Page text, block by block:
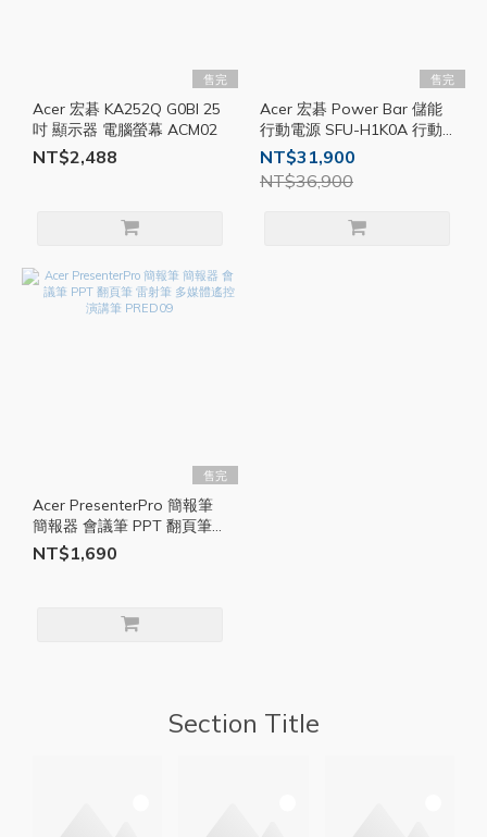
售完
Acer 宏碁 KA252Q G0BI 25
吋 顯示器 電腦螢幕 ACM02
NT$2,488
售完
Acer 宏碁 Power Bar 儲能
行動電源 SFU-H1K0A 行動
電源 1500W 戶外露營 公司
貨 ACP01
NT$31,900
NT$36,900
售完
Acer PresenterPro 簡報筆
簡報器 會議筆 PPT 翻頁筆
雷射筆 多媒體遙控 演講筆
PRED09
NT$1,690
Section Title